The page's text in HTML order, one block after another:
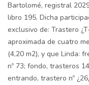
Bartolomé, registral
libro 195. Dicha
exclusivo de: Trastero
aproximada de cuatro
(4,20 m2), y que Linda:
nº 73; fondo, trasteros
entrando, trastero nº